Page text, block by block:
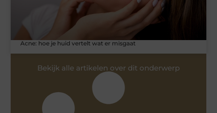
Acne: hoe je huid vertelt wat er misgaat
Bekijk alle artikelen over dit onderwerp